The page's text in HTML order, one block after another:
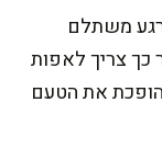
משתלם
כך צריך לאפות
את הטעם